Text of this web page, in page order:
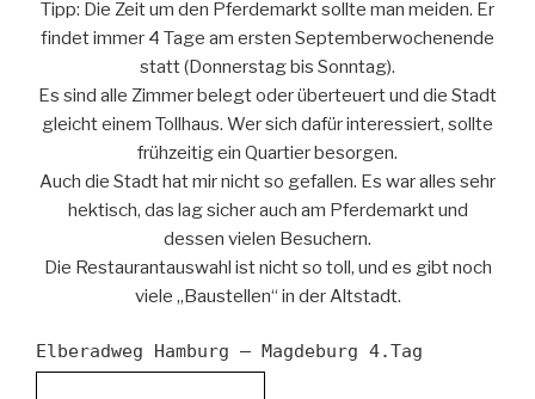
Tipp: Die Zeit um den Pferdemarkt sollte man meiden. Er
findet immer 4 Tage am ersten Septemberwochenende
statt (Donnerstag bis Sonntag).
Es sind alle Zimmer belegt oder überteuert und die Stadt
gleicht einem Tollhaus. Wer sich dafür interessiert, sollte
frühzeitig ein Quartier besorgen.
Auch die Stadt hat mir nicht so gefallen. Es war alles sehr
hektisch, das lag sicher auch am Pferdemarkt und
dessen vielen Besuchern.
Die Restaurantauswahl ist nicht so toll, und es gibt noch
viele „Baustellen“ in der Altstadt.
Elberadweg Hamburg – Magdeburg 4.Tag